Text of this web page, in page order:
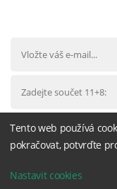
© 2012 - 2026
Tento web používá
pokračovat, potvrďte
Nastavit cookies